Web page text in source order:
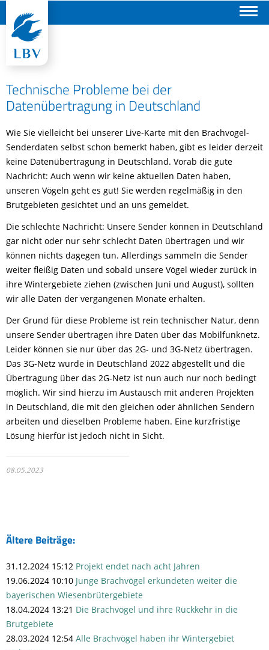
Technische Probleme bei der
Datenübertragung in Deutschland
Wie Sie vielleicht bei unserer Live-Karte mit den Brachvogel-
Senderdaten selbst schon bemerkt haben, gibt es leider derzeit
keine Datenübertragung in Deutschland. Vorab die gute
Nachricht: Auch wenn wir keine aktuellen Daten haben,
unseren Vögeln geht es gut! Sie werden regelmäßig in den
Brutgebieten gesichtet und an uns gemeldet.
Die schlechte Nachricht: Unsere Sender können in Deutschland
gar nicht oder nur sehr schlecht Daten übertragen und wir
können nichts dagegen tun. Allerdings sammeln die Sender
weiter fleißig Daten und sobald unsere Vögel wieder zurück in
ihre Wintergebiete ziehen (zwischen Juni und August), sollten
wir alle Daten der vergangenen Monate erhalten.
Der Grund für diese Probleme ist rein technischer Natur, denn
unsere Sender übertragen ihre Daten über das Mobilfunknetz.
Leider können sie nur über das 2G- und 3G-Netz übertragen.
Das 3G-Netz wurde in Deutschland 2022 abgestellt und die
Übertragung über das 2G-Netz ist nun auch nur noch bedingt
möglich. Wir sind hierzu im Austausch mit anderen Projekten
in Deutschland, die mit den gleichen oder ähnlichen Sendern
arbeiten und dieselben Probleme haben. Eine kurzfristige
Lösung hierfür ist jedoch nicht in Sicht.
08.05.2023
Ältere Beiträge:
31.12.2024 15:12 Projekt endet nach acht Jahren
19.06.2024 10:10 Junge Brachvögel erkundeten weiter die
bayerischen Wiesenbrütergebiete
18.04.2024 13:21 Die Brachvögel und ihre Rückkehr in die
Brutgebiete
28.03.2024 12:54 Alle Brachvögel haben ihr Wintergebiet